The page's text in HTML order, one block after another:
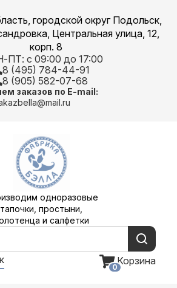
городской округ Подольск,
Центральная улица, 12,
корп. 8
ПТ: с 09:00 до 17:00
8 (495) 784-44-91
8 (905) 582-07-68
заказов по E-mail:
одноразовые
тапочки, простыни,
и салфетки
Корзина
0